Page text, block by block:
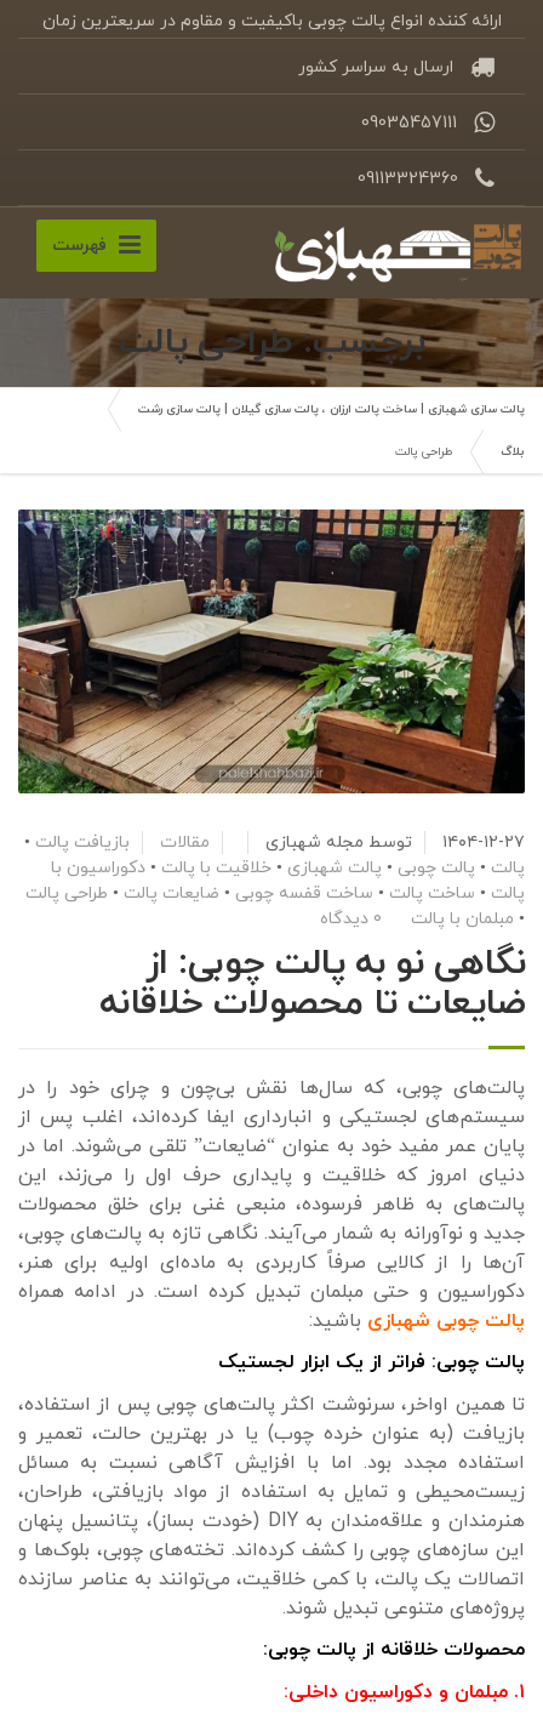
ارائه کننده انواع پالت چوبی باکیفیت و مقاوم در سریعترین زمان
ارسال به سراسر کشور
09035457111
09113324360
فهرست
برچسب: طراحی پالت
پالت سازی شهبازی | ساخت پالت ارزان ، پالت سازی گیلان | پالت سازی رشت
بلاگ طراحی پالت
۱۴۰۴-۱۲-۲۷ توسط مجله شهبازی مقالات بازیافت پالت •
پالت • پالت چوبی • پالت شهبازی • خلاقیت با پالت • دکوراسیون با
پالت • ساخت پالت • ساخت قفسه چوبی • ضایعات پالت • طراحی پالت
• مبلمان با پالت 0 دیدگاه
نگاهی نو به پالت چوبی: از
ضایعات تا محصولات خلاقانه
پالت‌های چوبی، که سال‌ها نقش بی‌چون و چرای خود را در
سیستم‌های لجستیکی و انبارداری ایفا کرده‌اند، اغلب پس از
پایان عمر مفید خود به عنوان “ضایعات” تلقی می‌شوند. اما در
دنیای امروز که خلاقیت و پایداری حرف اول را می‌زند، این
پالت‌های به ظاهر فرسوده، منبعی غنی برای خلق محصولات
جدید و نوآورانه به شمار می‌آیند. نگاهی تازه به پالت‌های چوبی،
آن‌ها را از کالایی صرفاً کاربردی به ماده‌ای اولیه برای هنر،
دکوراسیون و حتی مبلمان تبدیل کرده است. در ادامه همراه
پالت چوبی شهبازی باشید:
پالت چوبی: فراتر از یک ابزار لجستیک
تا همین اواخر، سرنوشت اکثر پالت‌های چوبی پس از استفاده،
بازیافت (به عنوان خرده چوب) یا در بهترین حالت، تعمیر و
استفاده مجدد بود. اما با افزایش آگاهی نسبت به مسائل
زیست‌محیطی و تمایل به استفاده از مواد بازیافتی، طراحان،
هنرمندان و علاقه‌مندان به DIY (خودت بساز)، پتانسیل پنهان
این سازه‌های چوبی را کشف کرده‌اند. تخته‌های چوبی، بلوک‌ها و
اتصالات یک پالت، با کمی خلاقیت، می‌توانند به عناصر سازنده
پروژه‌های متنوعی تبدیل شوند.
محصولات خلاقانه از پالت چوبی:
۱. مبلمان و دکوراسیون داخلی: